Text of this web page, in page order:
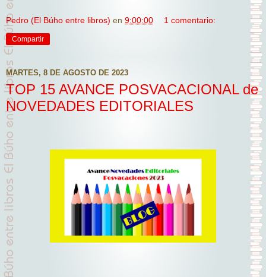
Pedro (El Búho entre libros) en 9:00:00 1 comentario:
Compartir
MARTES, 8 DE AGOSTO DE 2023
TOP 15 AVANCE POSVACACIONAL de
NOVEDADES EDITORIALES